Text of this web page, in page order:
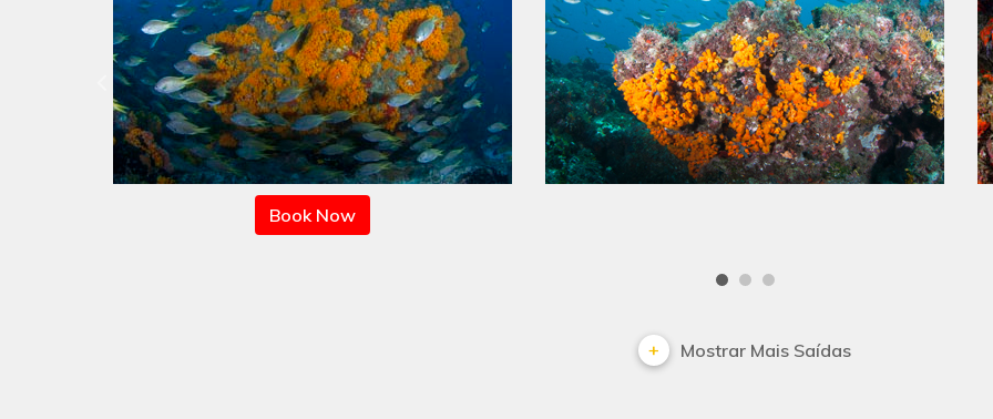
Book Now
Mostrar Mais Saídas